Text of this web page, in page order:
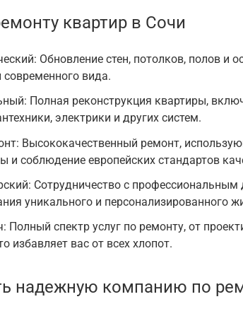
квартир в Сочи
Обновление стен, потолков, полов и
современного вида.
Полная реконструкция квартиры,
электрики и других систем.
Высококачественный ремонт,
и соблюдение европейских стандартов
Сотрудничество с профессиональным
уникального и персонализированного
Полный спектр услуг по ремонту, от
избавляет вас от всех хлопот.
надежную компанию по